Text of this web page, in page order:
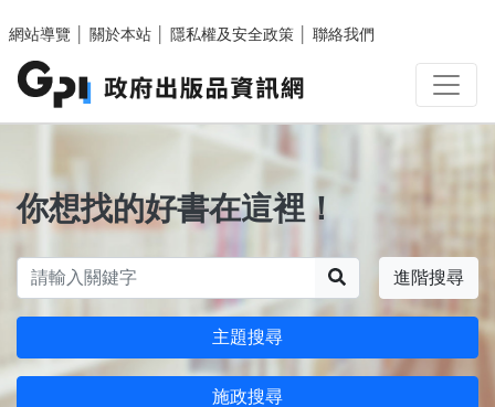
網站導覽
關於本站 隱私權及安全政策 聯絡我們
你想找的好書在這裡！
進階搜尋
主題搜尋
施政搜尋